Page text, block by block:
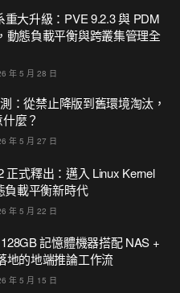
重大升級：PVE 9.2.3 與 PDM
動態負載平衡與跨叢集管理全
年 5 月 28 日
：從禁止降版到舊環境淘汰，
麼？
年 5 月 27 日
正式釋出：邁入 Linux Kernel
負載平衡新時代
年 5 月 22 日
記憶體機器搭配 NAS +
地的地端推論工作流
年 5 月 15 日